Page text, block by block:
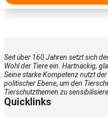
Seit über 160 Jahren setzt sich
Wohl der Tiere ein. Hartnäckig,
Seine starke Kompetenz nutzt
politischer Ebene, um den
Tierschutzthemen zu
Quicklinks